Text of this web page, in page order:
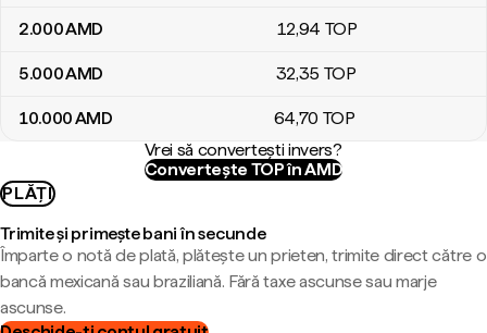
2.000AMD 12,94 TOP
5.000AMD 32,35 TOP
10.000AMD 64,70 TOP
Vrei să convertești invers?
Convertește TOP în AMD
PLĂȚI
Trimite și primește bani în secunde
Împarte o notă de plată, plătește un prieten, trimite direct către o
bancă mexicană sau braziliană. Fără taxe ascunse sau marje
ascunse.